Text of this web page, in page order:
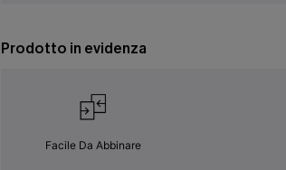
Prodotto in evidenza
Facile Da Abbinare